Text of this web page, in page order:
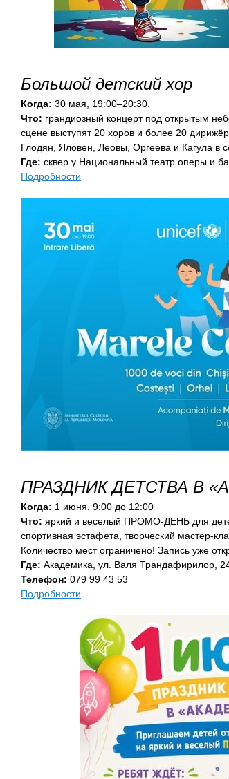
Большой детский хор
Когда: 30 мая, 19:00–20:30.
Что: грандиозный концерт под открытым
сцене выступят 20 хоров и более 20
Глодян, Яловен, Леовы, Оргеева и Кагула в
Где: сквер у Национальный театр оперы и
Подробности
ПРАЗДНИК ДЕТСТВА В
Когда: 1 июня, 9:00 до 12:00
Что: яркий и веселый ПРОМО-ДЕНЬ для
спортивная эстафета, творческий мастер-
Количество мест ограничено! Запись уже
Где: Академика, ул. Валя Трандафирилор,
Телефон: 079 99 43 53
Подробности